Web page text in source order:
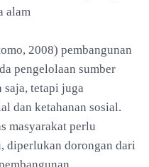
alam
2008) pembangunan
pengelolaan sumber
saja, tetapi juga
dan ketahanan sosial.
masyarakat perlu
diperlukan dorongan dari